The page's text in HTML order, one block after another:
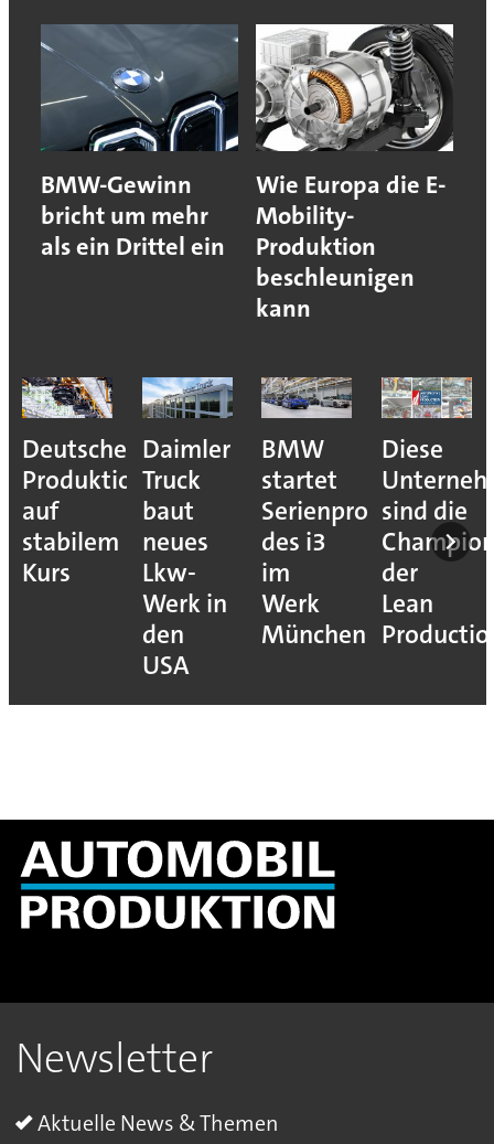
BMW-Gewinn
bricht um mehr
als ein Drittel ein
Wie Europa die E-
Mobility-
Produktion
beschleunigen
kann
Deutsche
Produktion
auf
stabilem
Kurs
Daimler
Truck
baut
neues
Lkw-
Werk in
den
USA
BMW
startet
Serienproduktion
des i3
im
Werk
München
Diese
sind die
der
Lean
Newsletter
Aktuelle News & Themen